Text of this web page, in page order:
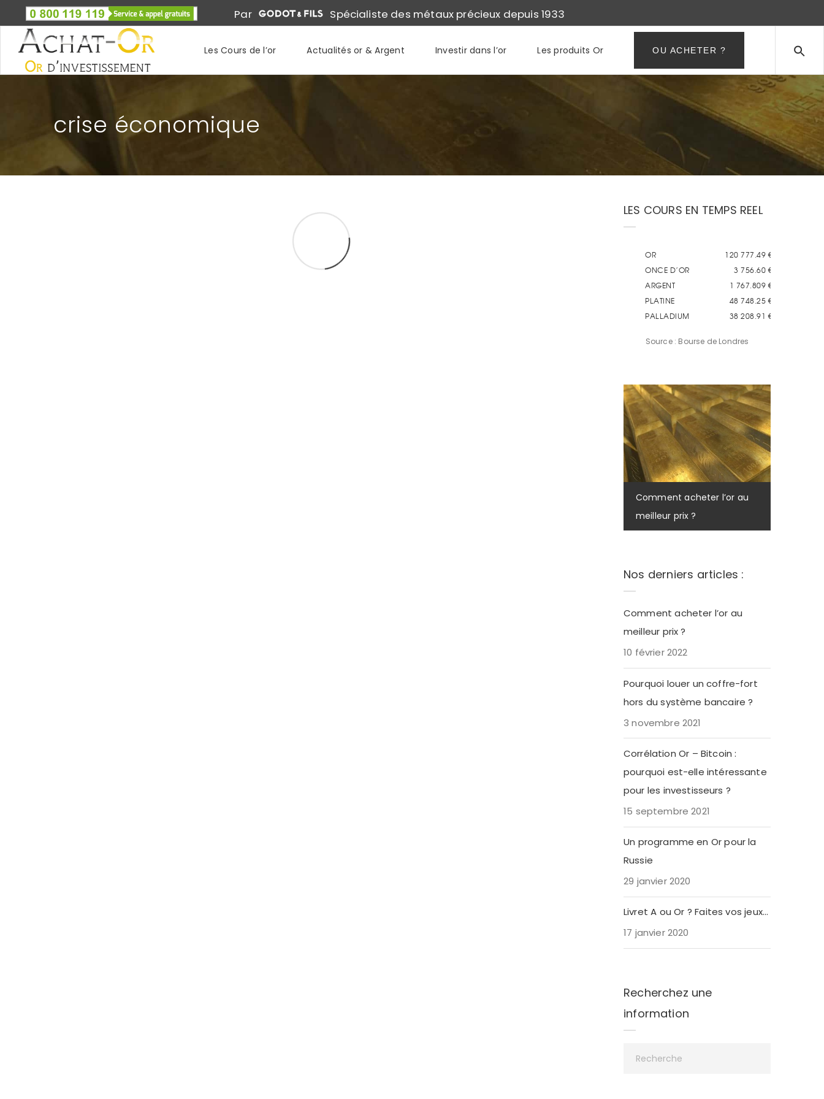
Par Spécialiste des métaux précieux depuis 1933
Les Cours de l’or Actualités or & Argent Investir dans l’or Les produits Or OU ACHETER ?
crise économique
LES FRANÇAIS, LA CONFIANCE ET LES BANQUES.
LES COURS EN TEMPS REEL
Source : Bourse de Londres
Comment acheter l’or au
meilleur prix ?
Nos derniers articles :
Comment acheter l’or au
meilleur prix ?
10 février 2022
Pourquoi louer un coffre-fort
hors du système bancaire ?
3 novembre 2021
Corrélation Or – Bitcoin :
pourquoi est-elle intéressante
pour les investisseurs ?
15 septembre 2021
Un programme en Or pour la
Russie
29 janvier 2020
Livret A ou Or ? Faites vos jeux…
17 janvier 2020
Recherchez une
information